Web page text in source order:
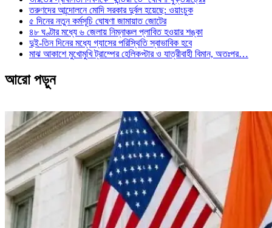
তরুণদের আন্দোলনে মোদি সরকার দুর্বল হয়েছে: ওয়াংচুক
৫ দিনের নতুন কর্মসূচি ঘোষণা জামায়াত জোটের
৪৮ ঘণ্টার মধ্যে ৬ জেলায় নিম্নাঞ্চল প্লাবিত হওয়ার শঙ্কা
দুই-তিন দিনের মধ্যে গ্যাসের পরিস্থিতি স্বাভাবিক হবে
মাঝ আকাশে মুখোমুখি ট্রাম্পের হেলিকপ্টার ও যাত্রীবাহী বিমান, অতঃপর…
আরো পড়ুন